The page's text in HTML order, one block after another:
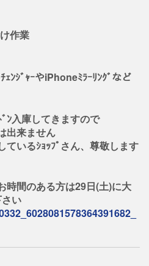
作業
ﾝｼﾞｬｰやiPhoneﾐﾗｰﾘﾝｸﾞなど
ﾝ入庫してきますので
出来ません
ているｼｮｯﾌﾟさん、尊敬します
時間のある方は29日(土)に大
い